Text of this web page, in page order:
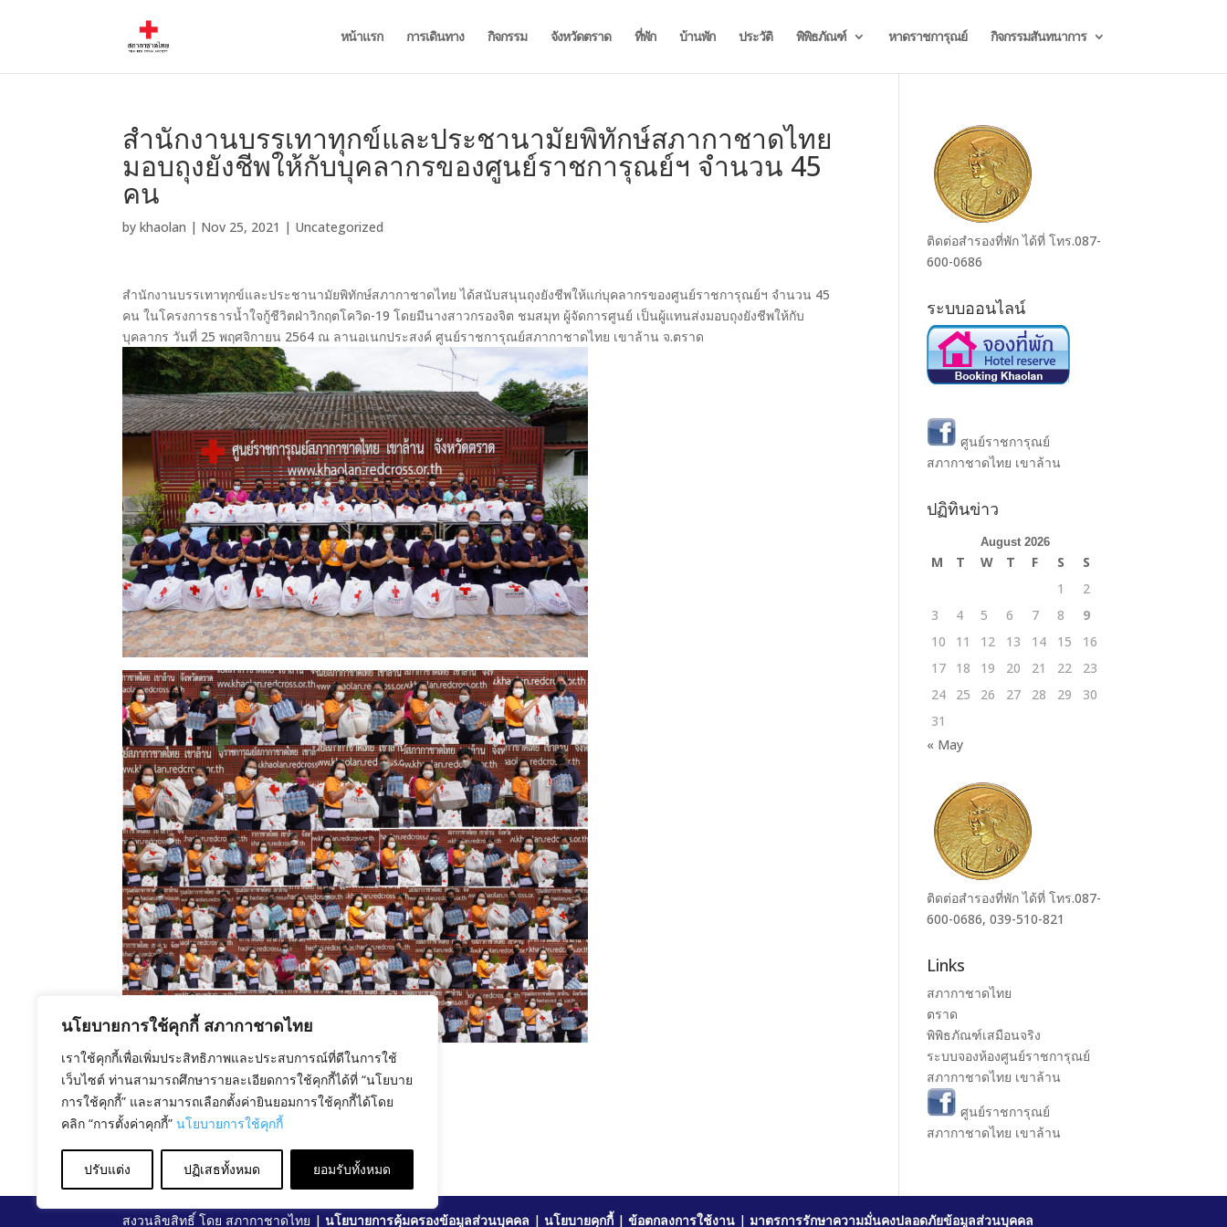
นโยบายการใช้คุกกี้ สภากาชาดไทย
เราใช้คุกกี้เพื่อเพิ่มประสิทธิภาพและประสบการณ์ที่ดีในการใช้
เว็บไซต์ ท่านสามารถศึกษารายละเอียดการใช้คุกกี้ได้ที่ “นโยบาย
การใช้คุกกี้” และสามารถเลือกตั้งค่ายินยอมการใช้คุกกี้ได้โดย
คลิก “การตั้งค่าคุกกี้” นโยบายการใช้คุกกี้
ปรับแต่ง ปฏิเสธทั้งหมด ยอมรับทั้งหมด
หน้าแรก การเดินทาง กิจกรรม จังหวัดตราด ที่พัก บ้านพัก ประวัติ พิพิธภัณฑ์ หาดราชการุณย์ กิจกรรมสันทนาการ
สำนักงานบรรเทาทุกข์และประชานามัยพิทักษ์สภากาชาดไทย
มอบถุงยังชีพให้กับบุคลากรของศูนย์ราชการุณย์ฯ จำนวน 45
คน
bykhaolan | Nov 25, 2021 | Uncategorized
สำนักงานบรรเทาทุกข์และประชานามัยพิทักษ์สภากาชาดไทย ได้สนับสนุนถุงยังชีพให้แก่บุคลากรของศูนย์ราชการุณย์ฯ จำนวน 45
คน ในโครงการธารน้ำใจกู้ชีวิตฝ่าวิกฤตโควิด-19 โดยมีนางสาวกรองจิต ชมสมุท ผู้จัดการศูนย์ เป็นผู้แทนส่งมอบถุงยังชีพให้กับ
บุคลากร วันที่ 25 พฤศจิกายน 2564 ณ ลานอเนกประสงค์ ศูนย์ราชการุณย์สภากาชาดไทย เขาล้าน จ.ตราด
ติดต่อสำรองที่พัก ได้ที่ โทร.087-
600-0686
ระบบออนไลน์
ศูนย์ราชการุณย์
สภากาชาดไทย เขาล้าน
ปฏิทินข่าว
August 2026
M T W T F S
S
1
2
3
4 5 6 7 8
9
10
11 12 13 14 15
16
17
18 19 20 21 22
23
24
25 26 27 28 29
30
31
« May
ติดต่อสำรองที่พัก ได้ที่ โทร.087-
600-0686, 039-510-821
Links
สภากาชาดไทย
ตราด
พิพิธภัณฑ์เสมือนจริง
ระบบจองห้องศูนย์ราชการุณย์
สภากาชาดไทย เขาล้าน
ศูนย์ราชการุณย์
สภากาชาดไทย เขาล้าน
สงวนลิขสิทธิ์ โดย สภากาชาดไทย |นโยบายการคุ้มครองข้อมูลส่วนบุคคล |นโยบายคุกกี้ |ข้อตกลงการใช้งาน | มาตรการรักษาความมั่นคงปลอดภัยข้อมูลส่วนบุคคล